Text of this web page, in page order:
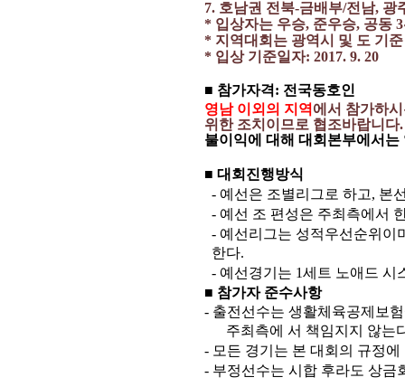
7. 호남권 전북-금배부/전남, 광
* 입상자는 우승, 준우승, 공동 3
* 지역대회는 광역시 및 도 기준
* 입상 기준일자: 2017. 9. 20
■ 참가자격: 전국동호인
영남 이외의 지역에서 참가하
위한 조치이므로 협조바랍니다
불이익에 대해 대회본부에서
■ 대회진행방식
- 예선은 조별리그로 하고, 본
- 예선 조 편성은 주최측에서
- 예선리그는 성적우선순위이
한다.
- 예선경기는 1세트 노애드 시
■ 참가자 준수사항
- 출전선수는 생활체육공제보
주최측에 서 책임지지 않는
- 모든 경기는 본 대회의 규정에
- 부정선수는 시합 후라도 상금